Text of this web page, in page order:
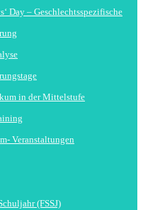
Day – Geschlechtsspezifische
in der Mittelstufe
Veranstaltungen
(FSSJ)